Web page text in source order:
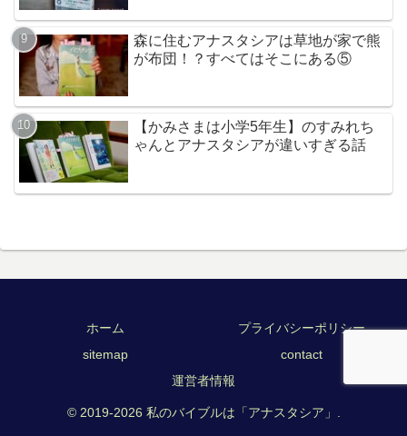
森に住むアナスタシアは草地が家で熊
が布団！？すべてはそこにある⑤
【かみさまは小学5年生】のすみれち
ゃんとアナスタシアが違いすぎる話
ホーム
プライバシーポリシー
sitemap
contact
運営者情報
© 2019-2026 私のバイブルは「アナスタシア」.